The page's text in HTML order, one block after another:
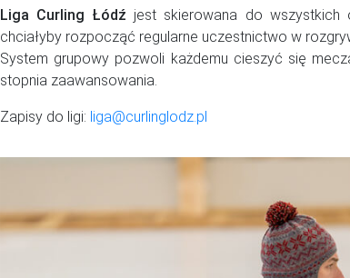
Liga Curling Łódź jest skierowana do wszystkich
chciałyby rozpocząć regularne uczestnictwo w
System grupowy pozwoli każdemu cieszyć się
stopnia zaawansowania.
Zapisy do ligi: liga@curlinglodz.pl